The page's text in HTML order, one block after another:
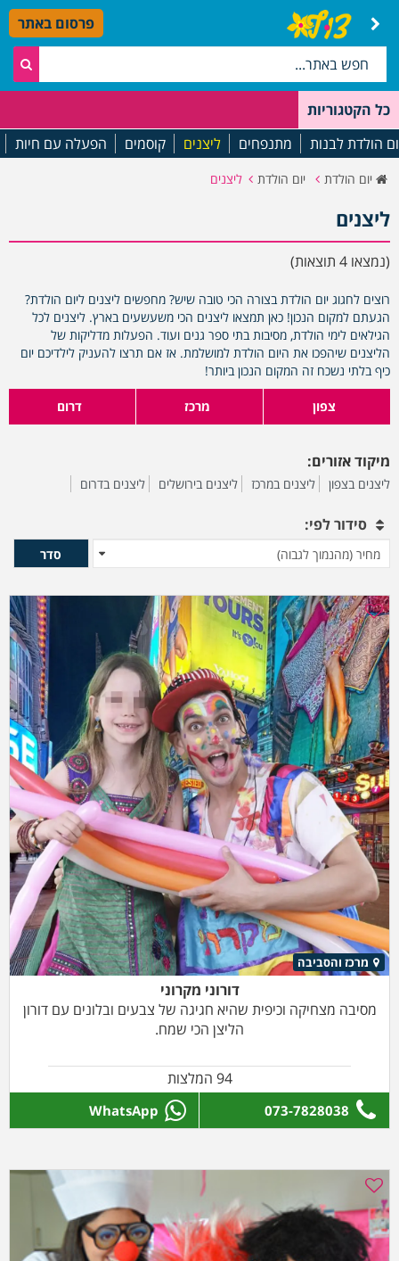
פרסום באתר
כל הקטגוריות
הולדת לבנות
מתנפחים ליצנים קוסמים הפעלה עם חיות
יום הולדת יום הולדת ליצנים
ליצנים
(נמצאו 4 תוצאות)
רוצים לחגוג יום הולדת בצורה הכי טובה שיש? מחפשים ליצנים ליום הולדת?
הגעתם למקום הנכון! כאן תמצאו ליצנים הכי משעשעים בארץ. ליצנים לכל
הגילאים לימי הולדת, מסיבות בתי ספר גנים ועוד. הפעלות מדליקות של
הליצנים שיהפכו את היום הולדת למושלמת. אז אם תרצו להעניק לילדיכם יום
כיף בלתי נשכח זה המקום הנכון ביותר!
צפון מרכז דרום
מיקוד אזורים:
ליצנים בצפון ליצנים במרכז ליצנים בירושלים ליצנים בדרום
סידור לפי:
סדר
מרכז והסביבה
דורוני מקרוני
מסיבה מצחיקה וכיפית שהיא חגיגה של צבעים ובלונים עם דורון
הליצן הכי שמח.
94 המלצות
073-7828038
WhatsApp